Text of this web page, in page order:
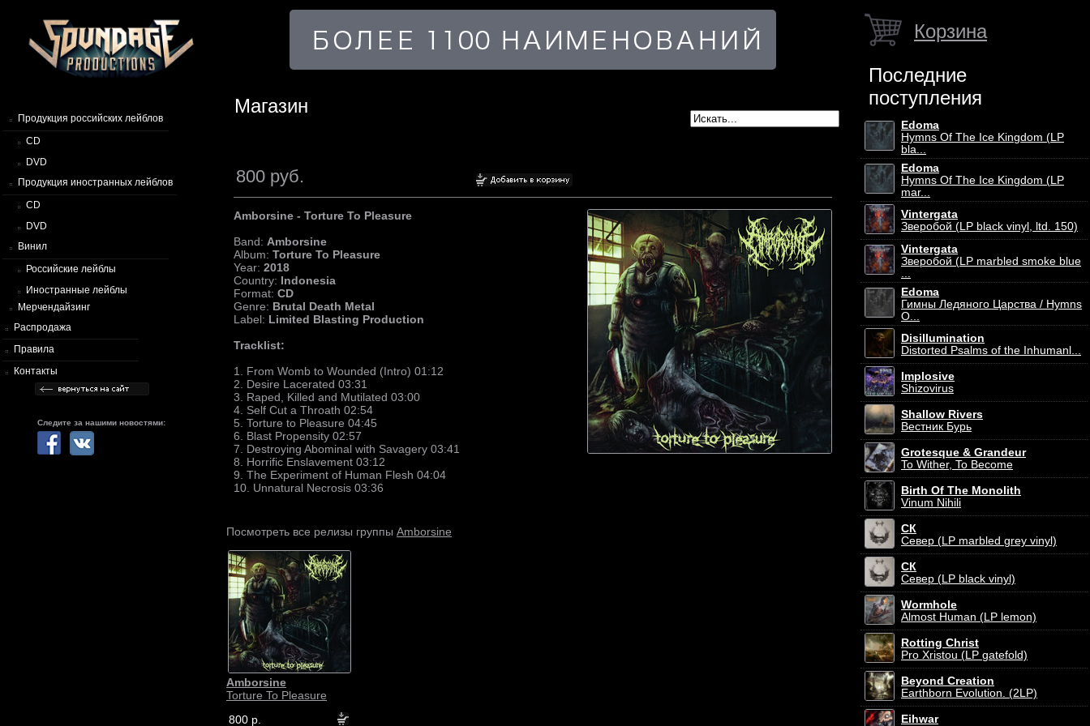
Продукция российских лейблов
CD
DVD
Продукция иностранных лейблов
CD
DVD
Винил
Российские лейблы
Иностранные лейблы
Мерчендайзинг
Распродажа
Правила
Контакты
Следите за нашими новостями:
Магазин
800 руб.
Amborsine - Torture To Pleasure
Band: Amborsine
Album: Torture To Pleasure
Year: 2018
Country: Indonesia
Format: CD
Genre: Brutal Death Metal
Label: Limited Blasting Production
Tracklist:
1. From Womb to Wounded (Intro) 01:12
2. Desire Lacerated 03:31
3. Raped, Killed and Mutilated 03:00
4. Self Cut a Throath 02:54
5. Torture to Pleasure 04:45
6. Blast Propensity 02:57
7. Destroying Abominal with Savagery 03:41
8. Horrific Enslavement 03:12
9. The Experiment of Human Flesh 04:04
10. Unnatural Necrosis 03:36
Посмотреть все релизы группы Amborsine
Amborsine
Torture To Pleasure
800 р.
Корзина
Последние
поступления
Edoma
Hymns Of The Ice Kingdom (LP
bla...
Edoma
Hymns Of The Ice Kingdom (LP
mar...
Vintergata
Зверобой (LP black vinyl, ltd. 150)
Vintergata
Зверобой (LP marbled smoke blue
...
Edoma
Гимны Ледяного Царства / Hymns
O...
Disillumination
Distorted Psalms of the Inhumanl...
Implosive
Shizovirus
Shallow Rivers
Вестник Бурь
Grotesque & Grandeur
To Wither, To Become
Birth Of The Monolith
Vinum Nihili
СК
Север (LP marbled grey vinyl)
СК
Север (LP black vinyl)
Wormhole
Almost Human (LP lemon)
Rotting Christ
Pro Xristou (LP gatefold)
Beyond Creation
Earthborn Evolution. (2LP)
Eihwar